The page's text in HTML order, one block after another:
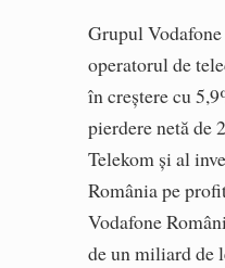
Grupul
operatorul de
în creștere cu
pierdere netă de
Telekom și al
România pe
Vodafone
de un miliard de